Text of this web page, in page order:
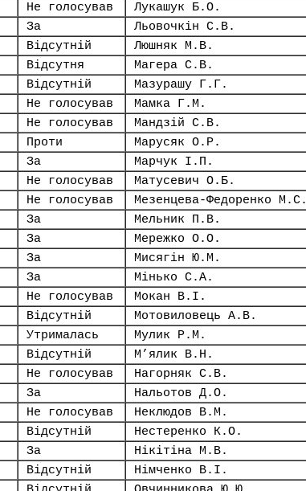
Не голосував Лукашук Б.О.
За Льовочкін С.В.
Відсутній Люшняк М.В.
Відсутня Магера С.В.
Відсутній Мазурашу Г.Г.
Не голосував Мамка Г.М.
Не голосував Мандзій С.В.
Проти Марусяк О.Р.
За Марчук І.П.
Не голосував Матусевич О.Б.
Не голосував Мезенцева-Федоренко М.С.
За Мельник П.В.
За Мережко О.О.
За Мисягін Ю.М.
За Мінько С.А.
Не голосував Мокан В.І.
Відсутній Мотовиловець А.В.
Утрималась Мулик Р.М.
Відсутній М’ялик В.Н.
Не голосував Нагорняк С.В.
За Нальотов Д.О.
Не голосував Неклюдов В.М.
Відсутній Нестеренко К.О.
За Нікітіна М.В.
Відсутній Німченко В.І.